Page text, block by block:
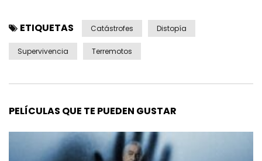
ETIQUETAS Catástrofes Distopía
Supervivencia Terremotos
PELÍCULAS QUE TE PUEDEN GUSTAR